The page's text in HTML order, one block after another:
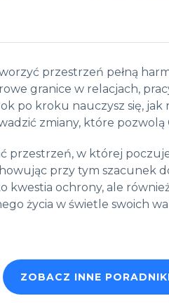
przestrzeń pełną
granice w relacjach,
po kroku nauczysz się,
zmiany, które pozwolą
przestrzeń, w której
przy tym szacunek
kwestia ochrony, ale
życia w świetle swoich
ZOBACZ INNE